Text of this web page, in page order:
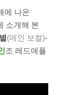
에 나온
소개해 본
(메인 보컬)-
조 레드애플